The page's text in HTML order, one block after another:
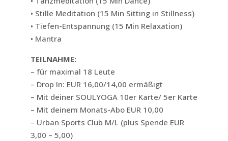
• Stille Meditation (15 Min Sitting in Stillness)
• Tiefen-Entspannung (15 Min Relaxation)
• Mantra
TEILNAHME:
– für maximal 18 Leute
– Drop In: EUR 16,00/14,00 ermäßigt
– Mit deiner SOULYOGA 10er Karte/ 5er Karte
– Mit deinem Monats-Abo EUR 10,00
– Urban Sports Club M/L (plus Spende EUR
3,00 – 5,00)